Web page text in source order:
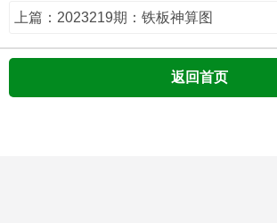
上篇：2023219期：铁板神算图
返回首页